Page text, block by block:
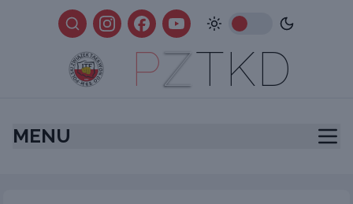
PZTKD
MENU